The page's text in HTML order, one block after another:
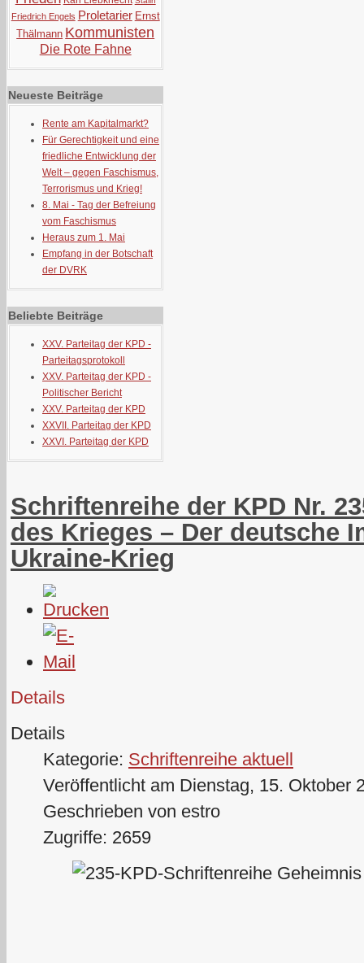
Friedrich Engels Proletarier Ernst
Thälmann Kommunisten
Die Rote Fahne
Neueste Beiträge
Rente am Kapitalmarkt?
Für Gerechtigkeit und eine
friedliche Entwicklung der
Welt – gegen Faschismus,
Terrorismus und Krieg!
8. Mai - Tag der Befreiung
vom Faschismus
Heraus zum 1. Mai
Empfang in der Botschaft
der DVRK
Beliebte Beiträge
XXV. Parteitag der KPD -
Parteitagsprotokoll
XXV. Parteitag der KPD -
Politischer Bericht
XXV. Parteitag der KPD
XXVII. Parteitag der KPD
XXVI. Parteitag der KPD
Schriftenreihe der KPD Nr.
des Krieges – Der deutsche
Ukraine-Krieg
Details
Details
Kategorie: Schriftenreihe aktuell
Veröffentlicht am Dienstag, 15. Oktober
Geschrieben von estro
Zugriffe: 2659